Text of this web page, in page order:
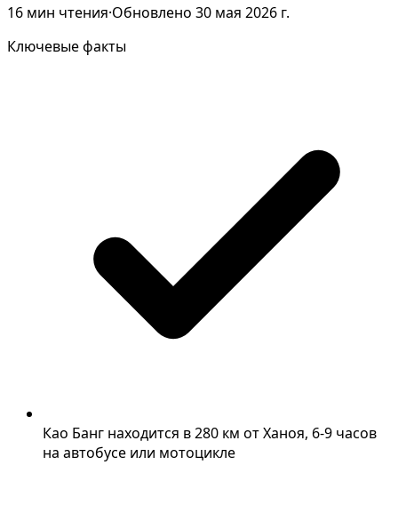
16 мин чтения·Обновлено 30 мая 2026 г.
Ключевые факты
Као Банг находится в 280 км от Ханоя, 6-9 часов
на автобусе или мотоцикле